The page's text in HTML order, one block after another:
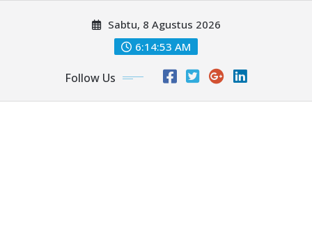
Sabtu, 8 Agustus 2026
6:14:54 AM
Follow Us